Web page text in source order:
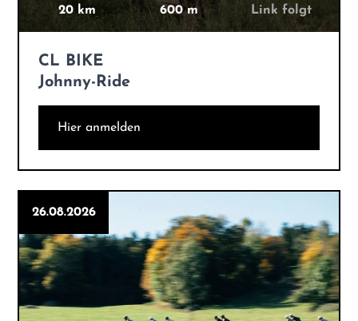
20 km 600 m Link folgt
CL BIKE
Johnny-Ride
Hier anmelden
26.08.2026